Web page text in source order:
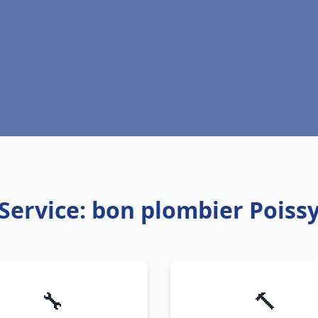
bon plombier
🔧 🔨